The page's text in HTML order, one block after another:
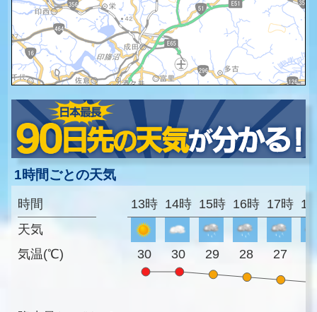
1時間ごとの天気
時間
天気
気温(℃)
13時 14時 15時 16時 17時
30 30 29 28 27